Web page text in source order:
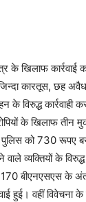
के खिलाफ कार्रवाई
कारतूस, छह
विरुद्ध कार्रवाही
के खिलाफ
पुलिस को 730 रूपए
व्यक्तियों के
बीएनएसएस के
हुई। वहीं